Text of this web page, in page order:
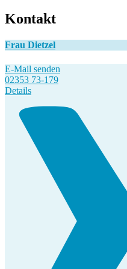
Kontakt
Frau Dietzel
E-Mail senden
02353 73-179
Details